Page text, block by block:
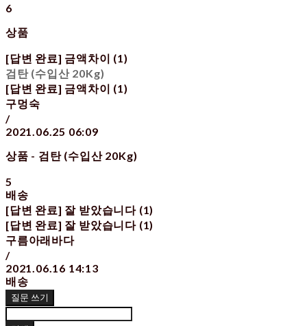
6
상품
[답변 완료] 금액차이 (1)
검탄 (수입산 20Kg)
[답변 완료] 금액차이 (1)
구멍숙
/
2021.06.25 06:09
상품 - 검탄 (수입산 20Kg)
5
배송
[답변 완료] 잘 받았습니다 (1)
[답변 완료] 잘 받았습니다 (1)
구름아래바다
/
2021.06.16 14:13
배송
질문 쓰기